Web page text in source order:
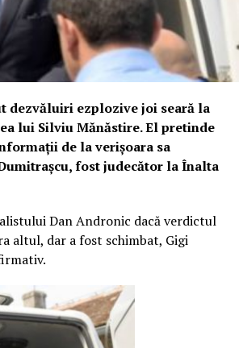
dezvăluiri ezplozive joi seară la
lui Silviu Mănăstire. El pretinde
de la verișoara sa
fost judecător la Înalta
Dan Andronic dacă verdictul
altul, dar a fost schimbat, Gigi